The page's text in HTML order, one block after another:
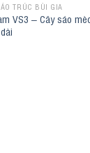
TRÚC BÙI GIA
VS3 – Cây sáo